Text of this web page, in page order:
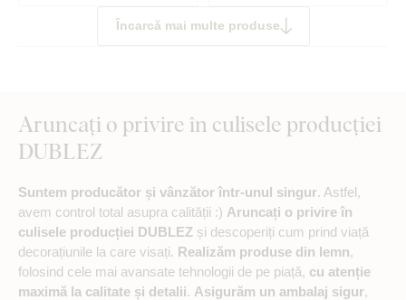
Încarcă mai multe produse
Aruncați o privire în culisele producției
DUBLEZ
Suntem producător și vânzător într-unul singur. Astfel,
avem control total asupra calității :) Aruncați o privire în
culisele producției DUBLEZ și descoperiți cum prind viață
decorațiunile la care visați. Realizăm produse din lemn,
folosind cele mai avansate tehnologii de pe piață, cu atenție
maximă la calitate și detalii. Asigurăm un ambalaj sigur,